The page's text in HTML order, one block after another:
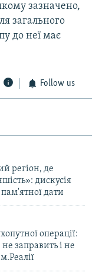
зазначено,
загального
до неї має
Follow us
регіон, де
дискусія
дати
операції:
заправить і не